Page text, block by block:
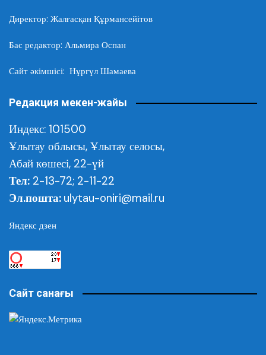
Директор: Жалғасқан Құрмансейітов
Бас редактор: Альмира Оспан
Сайт әкімшісі: Нұргүл Шамаева
Редакция мекен-жайы
Индекс: 101500
Ұлытау облысы, Ұлытау селосы,
Абай көшесі, 22-үй
Тел: 2-13-72; 2-11-22
Эл.пошта: ulytau-oniri@mail.ru
Яндекс дзен
Сайт санағы